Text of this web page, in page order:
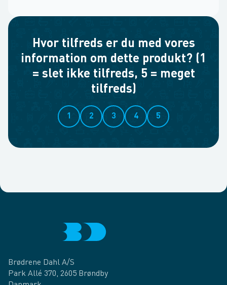
Hvor tilfreds er du med vores
information om dette produkt? (1
= slet ikke tilfreds, 5 = meget
tilfreds)
1 2 3 4 5
Brødrene Dahl A/S
Park Allé 370, 2605 Brøndby